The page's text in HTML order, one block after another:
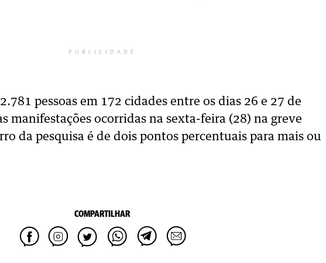
PUBLICIDADE
pessoas em 172 cidades entre os dias 26 e 27 de
manifestações ocorridas na sexta-feira (28) na greve
da pesquisa é de dois pontos percentuais para mais ou
COMPARTILHAR